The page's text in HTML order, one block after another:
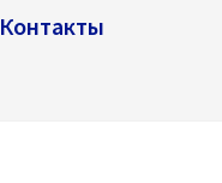
Контакты